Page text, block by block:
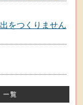
をつくりません